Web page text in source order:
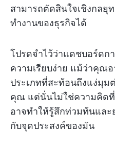
สามารถตัดสินใจเชิงกลยุ
ทำงานของธุรกิจได้
โปรดจำไว้ว่าแดชบอร์ดก
ความเรียบง่าย แม้ว่าคุณ
ประเภทที่สะท้อนถึงแง่มุม
คุณ แต่นั่นไม่ใช่ความคิด
อาจทำให้รู้สึกท่วมท้นแล
กับจุดประสงค์ของมัน